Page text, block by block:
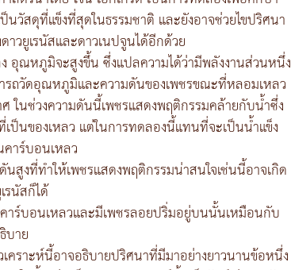
นวัสดุที่แข็งที่สุดในธรรมชาติ และยังอาจช่วยไขปริศนา
วยูเรนัสและดาวเนปจูนได้อีกด้วย
ณหภูมิจะสูงขึ้น ซึ่งแปลความได้ว่ามีพลังงานส่วนหนึ่ง
รถวัดอุณหภูมิและความดันของเพชรขณะที่หลอมเหลว
ในช่วงความดันนี้เพชรแสดงพฤติกรรมคล้ายกับน้ำซึ่ง
นของเหลว แต่ในการทดลองนี้แทนที่จะเป็นน้ำแข็ง
าร์บอนเหลว
งที่ทำให้เพชรแสดงพฤติกรรมน่าสนใจเช่นนี้อาจเกิด
รนัสก็ได้
าร์บอนเหลวและมีเพชรลอยปริ่มอยู่บนนั้นเหมือนกับ
บาย
คราะห์นี้อาจอธิบายปริศนาที่มีมาอย่างยาวนานข้อหนึ่ง